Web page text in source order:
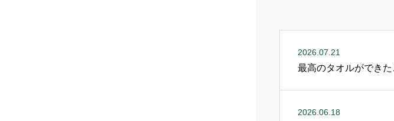
2026.07.21
最高のタオルができ
2026.06.18